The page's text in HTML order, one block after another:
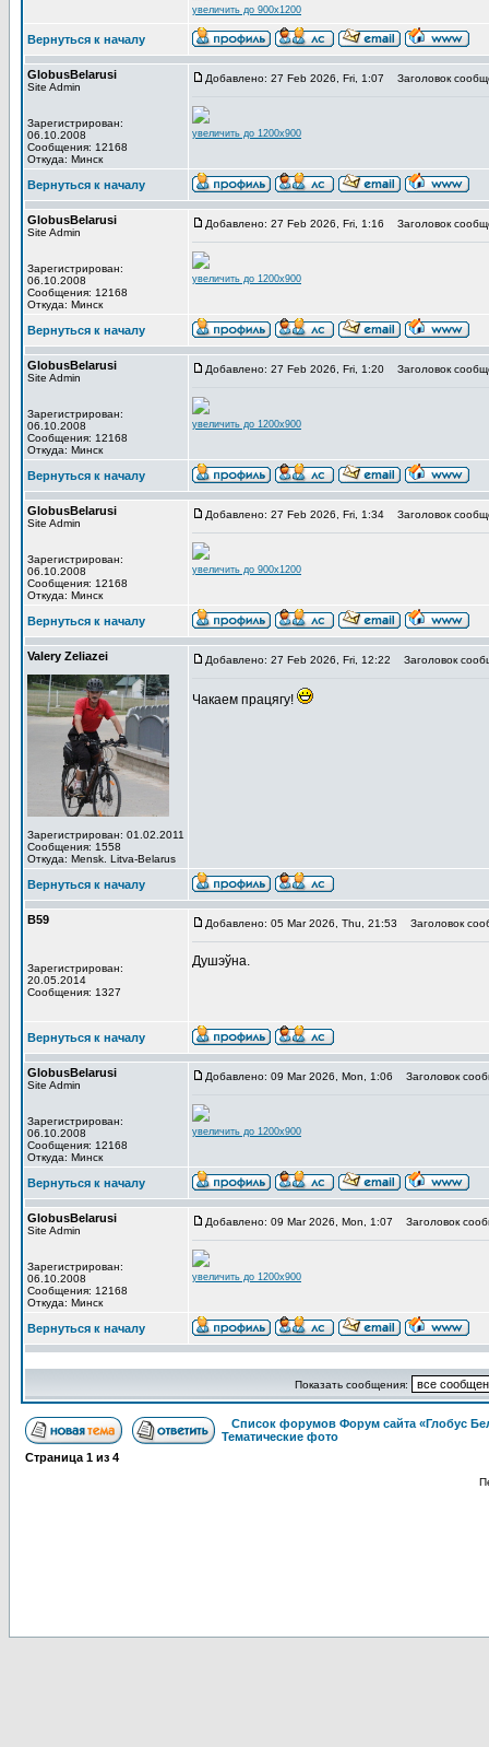
увеличить до 900x1200
Вернуться к началу
GlobusBelarusi
Site Admin
Зарегистрирован:
06.10.2008
Сообщения: 12168
Откуда: Минск
Добавлено: 27 Feb 2026, Fri, 1:07 Заголовок
увеличить до 1200x900
Вернуться к началу
GlobusBelarusi
Site Admin
Зарегистрирован:
06.10.2008
Сообщения: 12168
Откуда: Минск
Добавлено: 27 Feb 2026, Fri, 1:16 Заголовок
увеличить до 1200x900
Вернуться к началу
GlobusBelarusi
Site Admin
Зарегистрирован:
06.10.2008
Сообщения: 12168
Откуда: Минск
Добавлено: 27 Feb 2026, Fri, 1:20 Заголовок
увеличить до 1200x900
Вернуться к началу
GlobusBelarusi
Site Admin
Зарегистрирован:
06.10.2008
Сообщения: 12168
Откуда: Минск
Добавлено: 27 Feb 2026, Fri, 1:34 Заголовок
увеличить до 900x1200
Вернуться к началу
Valery Zeliazei
Зарегистрирован: 01.02.2011
Сообщения: 1558
Откуда: Mensk. Litva-Belarus
Добавлено: 27 Feb 2026, Fri, 12:22 Заголовок
Чакаем працягу!
Вернуться к началу
В59
Зарегистрирован:
20.05.2014
Сообщения: 1327
Добавлено: 05 Mar 2026, Thu, 21:53 Заголовок
Душэўна.
Вернуться к началу
GlobusBelarusi
Site Admin
Зарегистрирован:
06.10.2008
Сообщения: 12168
Откуда: Минск
Добавлено: 09 Mar 2026, Mon, 1:06 Заголовок
увеличить до 1200x900
Вернуться к началу
GlobusBelarusi
Site Admin
Зарегистрирован:
06.10.2008
Сообщения: 12168
Откуда: Минск
Добавлено: 09 Mar 2026, Mon, 1:07 Заголовок
увеличить до 1200x900
Вернуться к началу
Показать сообщения:
Список форумов Форум сайта «Глобус
Тематические фото
Страница 1 из 4